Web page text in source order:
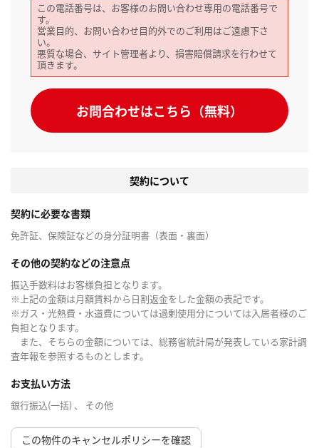
この電話番号は、お客様のお問い合わせ専用の電話番号で
す。
営業目的、お問い合わせ目的外でのご利用はご遠慮下さ
い。
悪質な場合、サイト管理者より、損害賠償請求を行わせて
頂きます。
お問合わせはこちら（無料）
契約について
契約に必要な書類
免許証、保険証などの身分証明書（表面・裏面）
その他の契約などの注意点
振込手数料はお客様負担となります。
※上記の金額は月額賃料から日割返金をした金額の表記です。
※ガス・光熱費・水道費については過剰使用分については入居者様のご
負担となります。
また、そちらの金額については、総務省統計局が発表している家計調
査年報を参照するものとします。
お支払い方法
銀行振込(一括) 、 その他
この物件のキャンセルポリシーを確認